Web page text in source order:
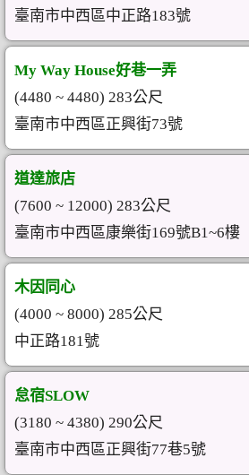
臺南市中西區中正路183號
My Way House好巷一弄
(4480 ~ 4480) 283公尺
臺南市中西區正興街73號
道達旅店
(7600 ~ 12000) 283公尺
臺南市中西區康樂街169號B1~6樓
木因同心
(4000 ~ 8000) 285公尺
中正路181號
怠宿SLOW
(3180 ~ 4380) 290公尺
臺南市中西區正興街77巷5號